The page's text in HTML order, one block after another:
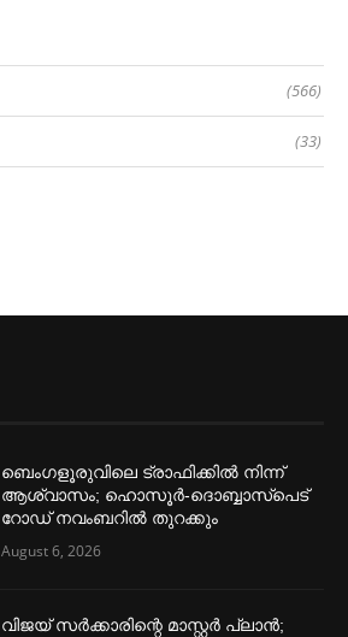
(566)
(33)
ബെംഗളൂരുവിലെ ട്രാഫിക്കില്‍ നിന്ന്
ആശ്വാസം; ഹൊസൂര്‍-ദൊബ്ബാസ്പെട്
റോഡ് നവംബറില്‍ തുറക്കും
August 6, 2026
വിജയ് സര്‍ക്കാരിന്റെ മാസ്റ്റര്‍ പ്ലാന്‍;